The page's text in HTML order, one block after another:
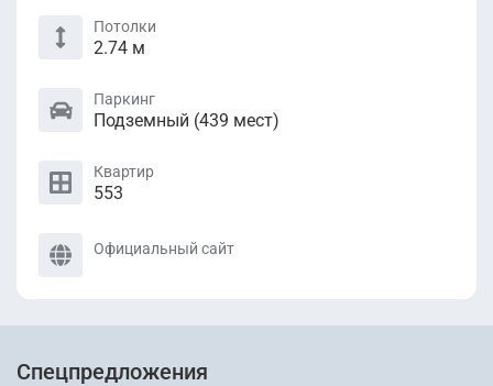
Потолки
2.74 м
Паркинг
Подземный (439 мест)
Квартир
553
Официальный сайт
Спецпредложения